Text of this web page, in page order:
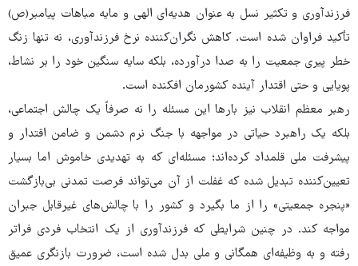
فرزندآوری و تکثیر نسل به عنوان هدیه‌ای الهی و مایه‌ مباهات پیامبر(ص)
تأکید فراوان شده است. کاهش نگران‌کننده نرخ فرزندآوری، نه تنها زنگ
خطر پیری جمعیت را به صدا درآورده، بلکه سایه سنگین خود را بر نشاط،
پویایی و حتی اقتدار آینده کشورمان افکنده است.
رهبر معظم انقلاب نیز بارها این مسئله را نه صرفاً یک چالش اجتماعی،
بلکه یک راهبرد حیاتی در مواجهه با جنگ نرم دشمن و ضامن اقتدار و
پیشرفت ملی قلمداد کرده‌اند؛ مسئله‌ای که به تهدیدی خاموش اما بسیار
تعیین‌کننده تبدیل شده که غفلت از آن می‌تواند فرصت تمدنی بی‌بازگشت
«پنجره جمعیتی» را از ما بگیرد و کشور را با چالش‌های غیرقابل جبران
مواجه کند. در چنین شرایطی که فرزندآوری از یک انتخاب فردی فراتر
رفته و به وظیفه‌ای همگانی و ملی بدل شده است، ضرورت بازنگری عمیق